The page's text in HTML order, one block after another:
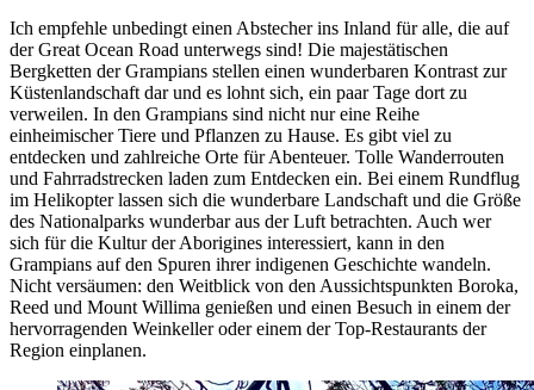
Ich empfehle unbedingt einen Abstecher ins Inland für alle, die auf
der Great Ocean Road unterwegs sind! Die majestätischen
Bergketten der Grampians stellen einen wunderbaren Kontrast zur
Küstenlandschaft dar und es lohnt sich, ein paar Tage dort zu
verweilen. In den Grampians sind nicht nur eine Reihe
einheimischer Tiere und Pflanzen zu Hause. Es gibt viel zu
entdecken und zahlreiche Orte für Abenteuer. Tolle Wanderrouten
und Fahrradstrecken laden zum Entdecken ein. Bei einem Rundflug
im Helikopter lassen sich die wunderbare Landschaft und die Größe
des Nationalparks wunderbar aus der Luft betrachten. Auch wer
sich für die Kultur der Aborigines interessiert, kann in den
Grampians auf den Spuren ihrer indigenen Geschichte wandeln.
Nicht versäumen: den Weitblick von den Aussichtspunkten Boroka,
Reed und Mount Willima genießen und einen Besuch in einem der
hervorragenden Weinkeller oder einem der Top-Restaurants der
Region einplanen.